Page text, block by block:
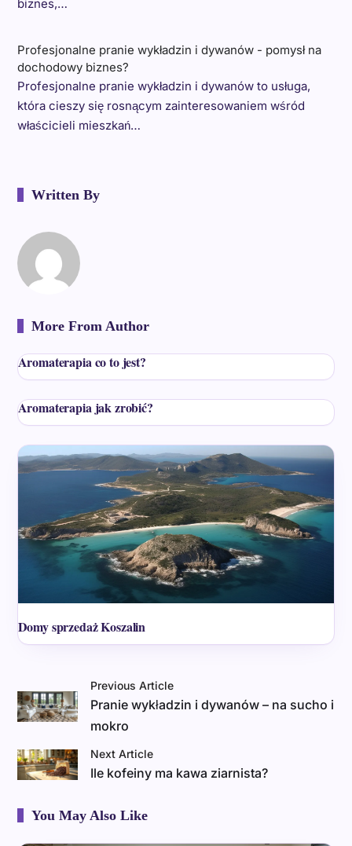
biznes,…
Profesjonalne pranie wykładzin i dywanów - pomysł na
dochodowy biznes?
Profesjonalne pranie wykładzin i dywanów to usługa,
która cieszy się rosnącym zainteresowaniem wśród
właścicieli mieszkań…
Written By
More From Author
Aromaterapia co to jest?
Aromaterapia jak zrobić?
Domy sprzedaż Koszalin
Previous Article
Pranie wykładzin i dywanów – na sucho i
mokro
Next Article
Ile kofeiny ma kawa ziarnista?
You May Also Like